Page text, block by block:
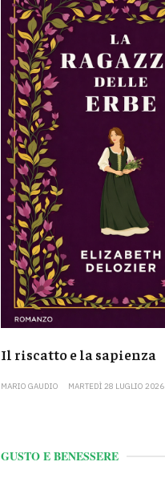
Il riscatto e la sapienza
MARIO GAUDIO MARTEDÌ 28 LUGLIO 2026
GUSTO E BENESSERE